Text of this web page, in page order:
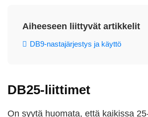
Aiheeseen liittyvät artikkelit
DB9-nastajärjestys ja käyttö
DB25-liittimet
On syytä huomata, että kaikissa